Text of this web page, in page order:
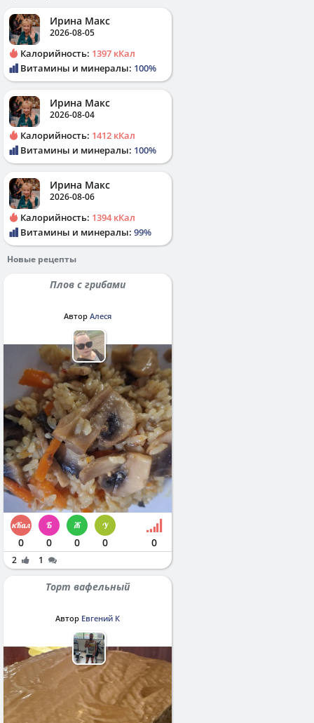
Ирина Макс
2026-08-05
Калорийность: 1397 кКал
Витамины и минералы: 100%
Ирина Макс
2026-08-04
Калорийность: 1412 кКал
Витамины и минералы: 100%
Ирина Макс
2026-08-06
Калорийность: 1394 кКал
Витамины и минералы: 99%
Новые рецепты
Плов с грибами
Автор Алеся
0 0 0 0 0
2 1
Торт вафельный
Автор Евгений К